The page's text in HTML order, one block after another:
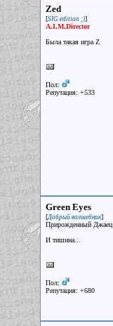
Zed
[SIG edition ;)]
A.I.M.Director
Была такая игра Z
Пол:
Репутация: +533
Green Eyes
[Добрый волшебник]
Прирожденный Джаец
И тишина...
Пол:
Репутация: +680